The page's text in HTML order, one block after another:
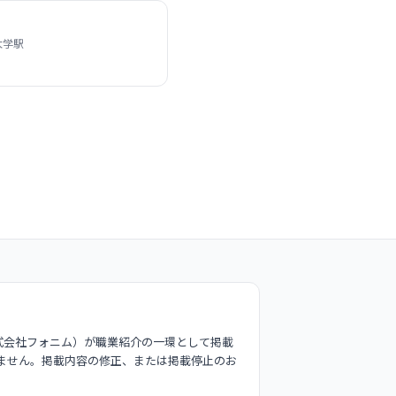
駅
社フォニム）が職業紹介の一環として掲載
ん。掲載内容の修正、または掲載停止のお